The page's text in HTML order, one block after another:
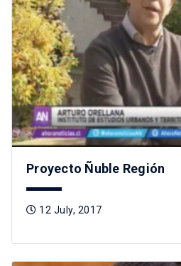
Proyecto Ñuble Región
12 July, 2017